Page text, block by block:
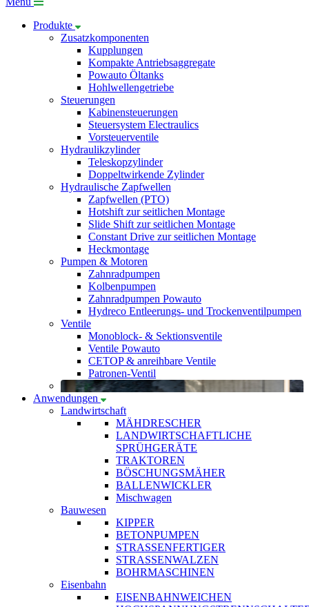
Produkte
Zusatzkomponenten
Kupplungen
Kompakte Antriebsaggregate
Powauto Öltanks
Hohlwellengetriebe
Steuerungen
Kabinensteuerungen
Steuersystem Electraulics
Vorsteuerventile
Hydraulikzylinder
Teleskopzylinder
Doppeltwirkende Zylinder
Hydraulische Zapfwellen
Zapfwellen (PTO)
Hotshift zur seitlichen Montage
Slide Shift zur seitlichen Montage
Constant Drive zur seitlichen Montage
Heckmontage
Pumpen & Motoren
Zahnradpumpen
Kolbenpumpen
Zahnradpumpen Powauto
Hydreco Entleerungs- und Trockenventilpumpen
Ventile
Monoblock- & Sektionsventile
Ventile Powauto
CETOP & anreihbare Ventile
Patronen-Ventil
Anwendungen
Landwirtschaft
MÄHDRESCHER
LANDWIRTSCHAFTLICHE
SPRÜHGERÄTE
TRAKTOREN
BÖSCHUNGSMÄHER
BALLENWICKLER
Mischwagen
Bauwesen
KIPPER
BETONPUMPEN
STRASSENFERTIGER
STRASSENWALZEN
BOHRMASCHINEN
Eisenbahn
EISENBAHNWEICHEN